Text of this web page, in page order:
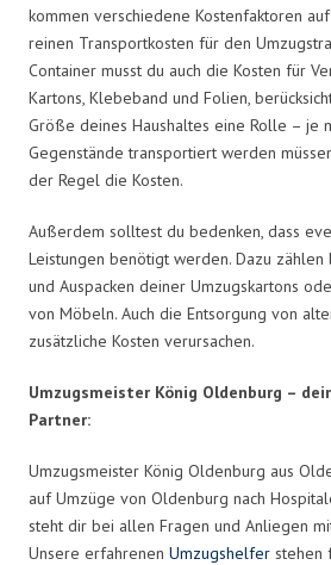
kommen verschiedene Kostenfaktoren
reinen Transportkosten für den
Container musst du auch die Kosten für
Kartons, Klebeband und Folien,
Größe deines Haushaltes eine Rolle – je
Gegenstände transportiert werden
der Regel die Kosten.
Außerdem solltest du bedenken, dass
Leistungen benötigt werden. Dazu zählen
und Auspacken deiner Umzugskartons
von Möbeln. Auch die Entsorgung von
zusätzliche Kosten verursachen.
Umzugsmeister König Oldenburg –
Partner:
Umzugsmeister König Oldenburg aus
auf Umzüge von Oldenburg nach
steht dir bei allen Fragen und Anliegen
Unsere erfahrenen Umzugshelfer stehen